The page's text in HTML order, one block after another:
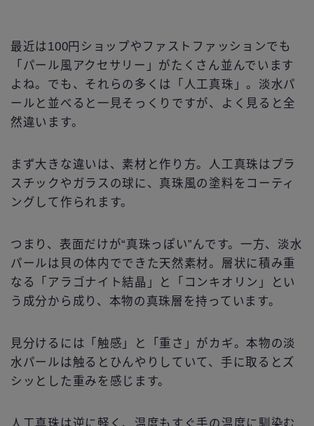
最近は100円ショップやファストファッションでも
「パール風アクセサリー」がたくさん並んでいます
よね。でも、それらの多くは「人工真珠」。淡水パ
ールと並べると一見そっくりですが、よく見ると全
然違います。
まず大きな違いは、素材と作り方。人工真珠はプラ
スチックやガラスの球に、真珠風の塗料をコーティ
ングして作られます。
つまり、表面だけが“真珠っぽい”んです。一方、淡水
パールは貝の体内でできた天然素材。層状に積み重
なる「アラゴナイト結晶」と「コンキオリン」とい
う成分から成り、本物の真珠層を持っています。
見分けるには「触感」と「重さ」がカギ。本物の淡
水パールは触るとひんやりしていて、手に取るとズ
シッとした重みを感じます。
人工真珠は逆に軽く、温度もすぐ手の温度に馴染む